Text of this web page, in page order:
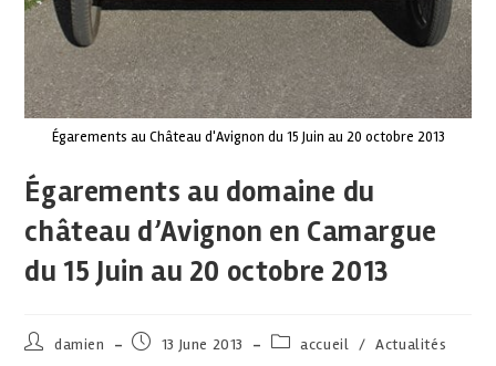
Égarements au Château d'Avignon du 15 Juin au 20 octobre 2013
Égarements au domaine du
château d’Avignon en Camargue
du 15 Juin au 20 octobre 2013
damien 13 June 2013 accueil / Actualités